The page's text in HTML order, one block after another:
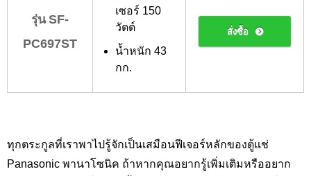
รุ่น SF-
PC697ST
เซอร์ 150
วัตต์
น้ำหนัก 43
กก.
สั่งซื้อ
ทุกตระกูลที่เราพาไปรู้จักเป็นเสมือนฟีเจอร์หลักของตู้แช่
Panasonic พานาโซนิค ถ้าหากคุณอยากรู้เพิ่มเติมหรืออยาก